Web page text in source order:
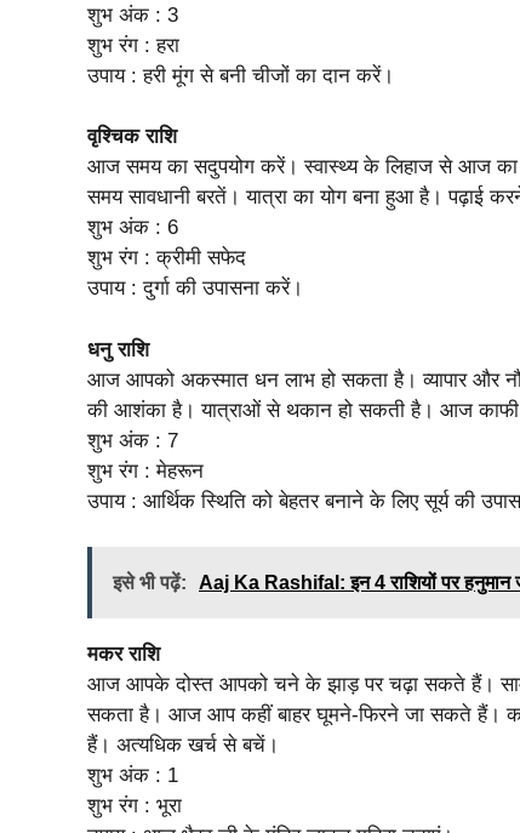
शुभ अंक : 3
शुभ रंग : हरा
उपाय : हरी मूंग से बनी चीजों का दान करें।
वृश्चिक राशि
आज समय का सदुपयोग करें। स्वास्थ्य के लिहाज से आज का
समय सावधानी बरतें। यात्रा का योग बना हुआ है। पढ़ाई
शुभ अंक : 6
शुभ रंग : क्रीमी सफेद
उपाय : दुर्गा की उपासना करें।
धनु राशि
आज आपको अकस्मात धन लाभ हो सकता है। व्यापार और
की आशंका है। यात्राओं से थकान हो सकती है। आज काफी
शुभ अंक : 7
शुभ रंग : मेहरून
उपाय : आर्थिक स्थिति को बेहतर बनाने के लिए सूर्य की
इसे भी पढ़ें: Aaj Ka Rashifal: इन 4 राशियों पर
मकर राशि
आज आपके दोस्त आपको चने के झाड़ पर चढ़ा सकते हैं।
सकता है। आज आप कहीं बाहर घूमने-फिरने जा सकते हैं।
हैं। अत्यधिक खर्च से बचें।
शुभ अंक : 1
शुभ रंग : भूरा